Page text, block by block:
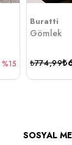
%15
Buratti
Gömlek
₺774,99
SOSYAL